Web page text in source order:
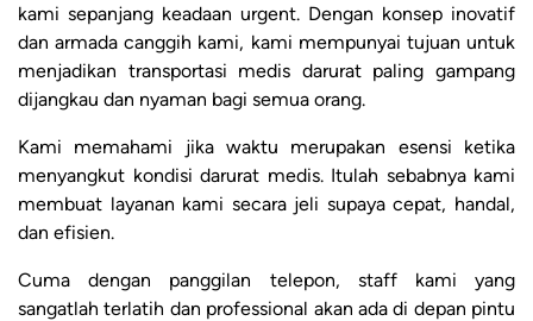
kami sepanjang keadaan urgent. Dengan konsep inovatif
dan armada canggih kami, kami mempunyai tujuan untuk
menjadikan transportasi medis darurat paling gampang
dijangkau dan nyaman bagi semua orang.
Kami memahami jika waktu merupakan esensi ketika
menyangkut kondisi darurat medis. Itulah sebabnya kami
membuat layanan kami secara jeli supaya cepat, handal,
dan efisien.
Cuma dengan panggilan telepon, staff kami yang
sangatlah terlatih dan professional akan ada di depan pintu